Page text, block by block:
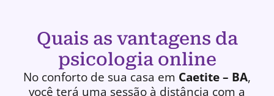
Quais as vantagens da
psicologia online
No conforto de sua casa em Caetite – BA,
você terá uma sessão à distância com a